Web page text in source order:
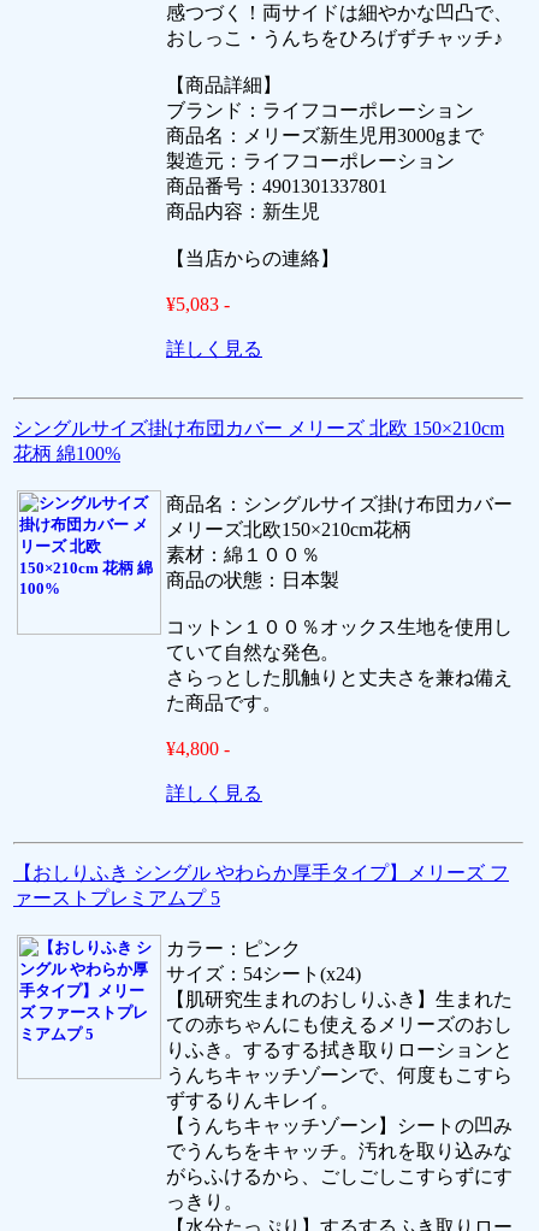
感つづく！両サイドは細やかな凹凸で、
おしっこ・うんちをひろげずチャッチ♪
【商品詳細】
ブランド：ライフコーポレーション
商品名：メリーズ新生児用3000gまで
製造元：ライフコーポレーション
商品番号：4901301337801
商品内容：新生児
【当店からの連絡】
¥5,083 -
詳しく見る
シングルサイズ掛け布団カバー メリーズ 北欧 150×210cm
花柄 綿100%
商品名：シングルサイズ掛け布団カバー
メリーズ北欧150×210cm花柄
素材：綿１００％
商品の状態：日本製
コットン１００％オックス生地を使用し
ていて自然な発色。
さらっとした肌触りと丈夫さを兼ね備え
た商品です。
¥4,800 -
詳しく見る
【おしりふき シングル やわらか厚手タイプ】メリーズ フ
ァーストプレミアムプ 5
カラー：ピンク
サイズ：54シート(x24)
【肌研究生まれのおしりふき】生まれた
ての赤ちゃんにも使えるメリーズのおし
りふき。するする拭き取りローションと
うんちキャッチゾーンで、何度もこすら
ずするりんキレイ。
【うんちキャッチゾーン】シートの凹み
でうんちをキャッチ。汚れを取り込みな
がらふけるから、ごしごしこすらずにす
っきり。
【水分たっぷり】するするふき取りロー